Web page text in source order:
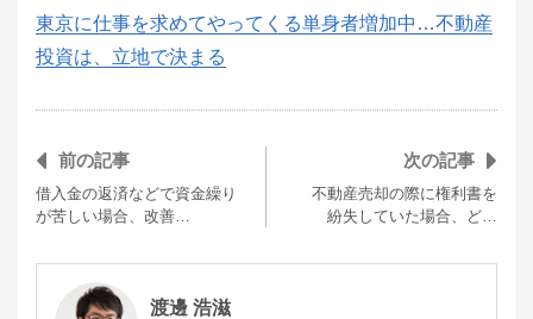
東京に仕事を求めてやってくる単身者増加中…不動産
投資は、立地で決まる
前の記事
借入金の返済などで資金繰り
が苦しい場合、改善…
次の記事
不動産売却の際に権利書を
紛失していた場合、ど…
渡邊 浩滋